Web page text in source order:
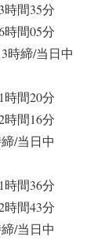
間35分
間05分
時締/当日中
間20分
間16分
締/当日中
間36分
間43分
締/当日中